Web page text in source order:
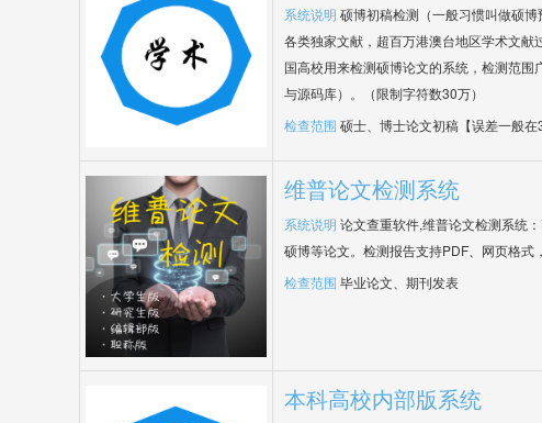
系统说明 硕博初稿检测（一般习惯叫做硕
各类独家文献，超百万港澳台地区学术文
国高校用来检测硕博论文的系统，检测范
与源码库）。（限制字符数30万）
检查范围 硕士、博士论文初稿【误差一般在
维普论文检测系统
系统说明 论文查重软件,维普论文检测系统
硕博等论文。检测报告支持PDF、网页格式
检查范围 毕业论文、期刊发表
本科高校内部版系统